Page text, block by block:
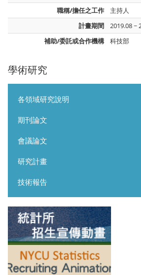
學術研究
各領域研究說明
期刊論文
會議論文
研究計畫
技術報告
職稱/擔任之工作
主持人
計畫期間
2019.08 ~
補助/委託或合作機構
科技部